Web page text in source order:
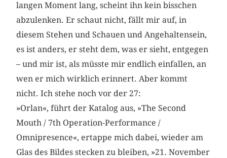
langen Moment lang, scheint ihn kein bisschen
abzulenken. Er schaut nicht, fällt mir auf, in
diesem Stehen und Schauen und Angehaltensein,
es ist anders, er steht dem, was er sieht, entgegen
– und mir ist, als müsste mir endlich einfallen, an
wen er mich wirklich erinnert. Aber kommt
nicht. Ich stehe noch vor der 27:
»Orlan«, führt der Katalog aus, »The Second
Mouth / 7th Operation-Performance /
Omnipresence«, ertappe mich dabei, wieder am
Glas des Bildes stecken zu bleiben, »21. November